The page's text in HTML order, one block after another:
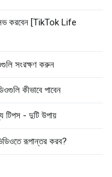
সেভ করবেন [TikTok Life
সংরক্ষণ করুন
কীভাবে পাবেন
টিপস - দুটি উপায়
রূপান্তর করব?